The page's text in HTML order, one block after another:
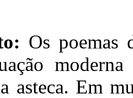
Os poemas
asteca. Em